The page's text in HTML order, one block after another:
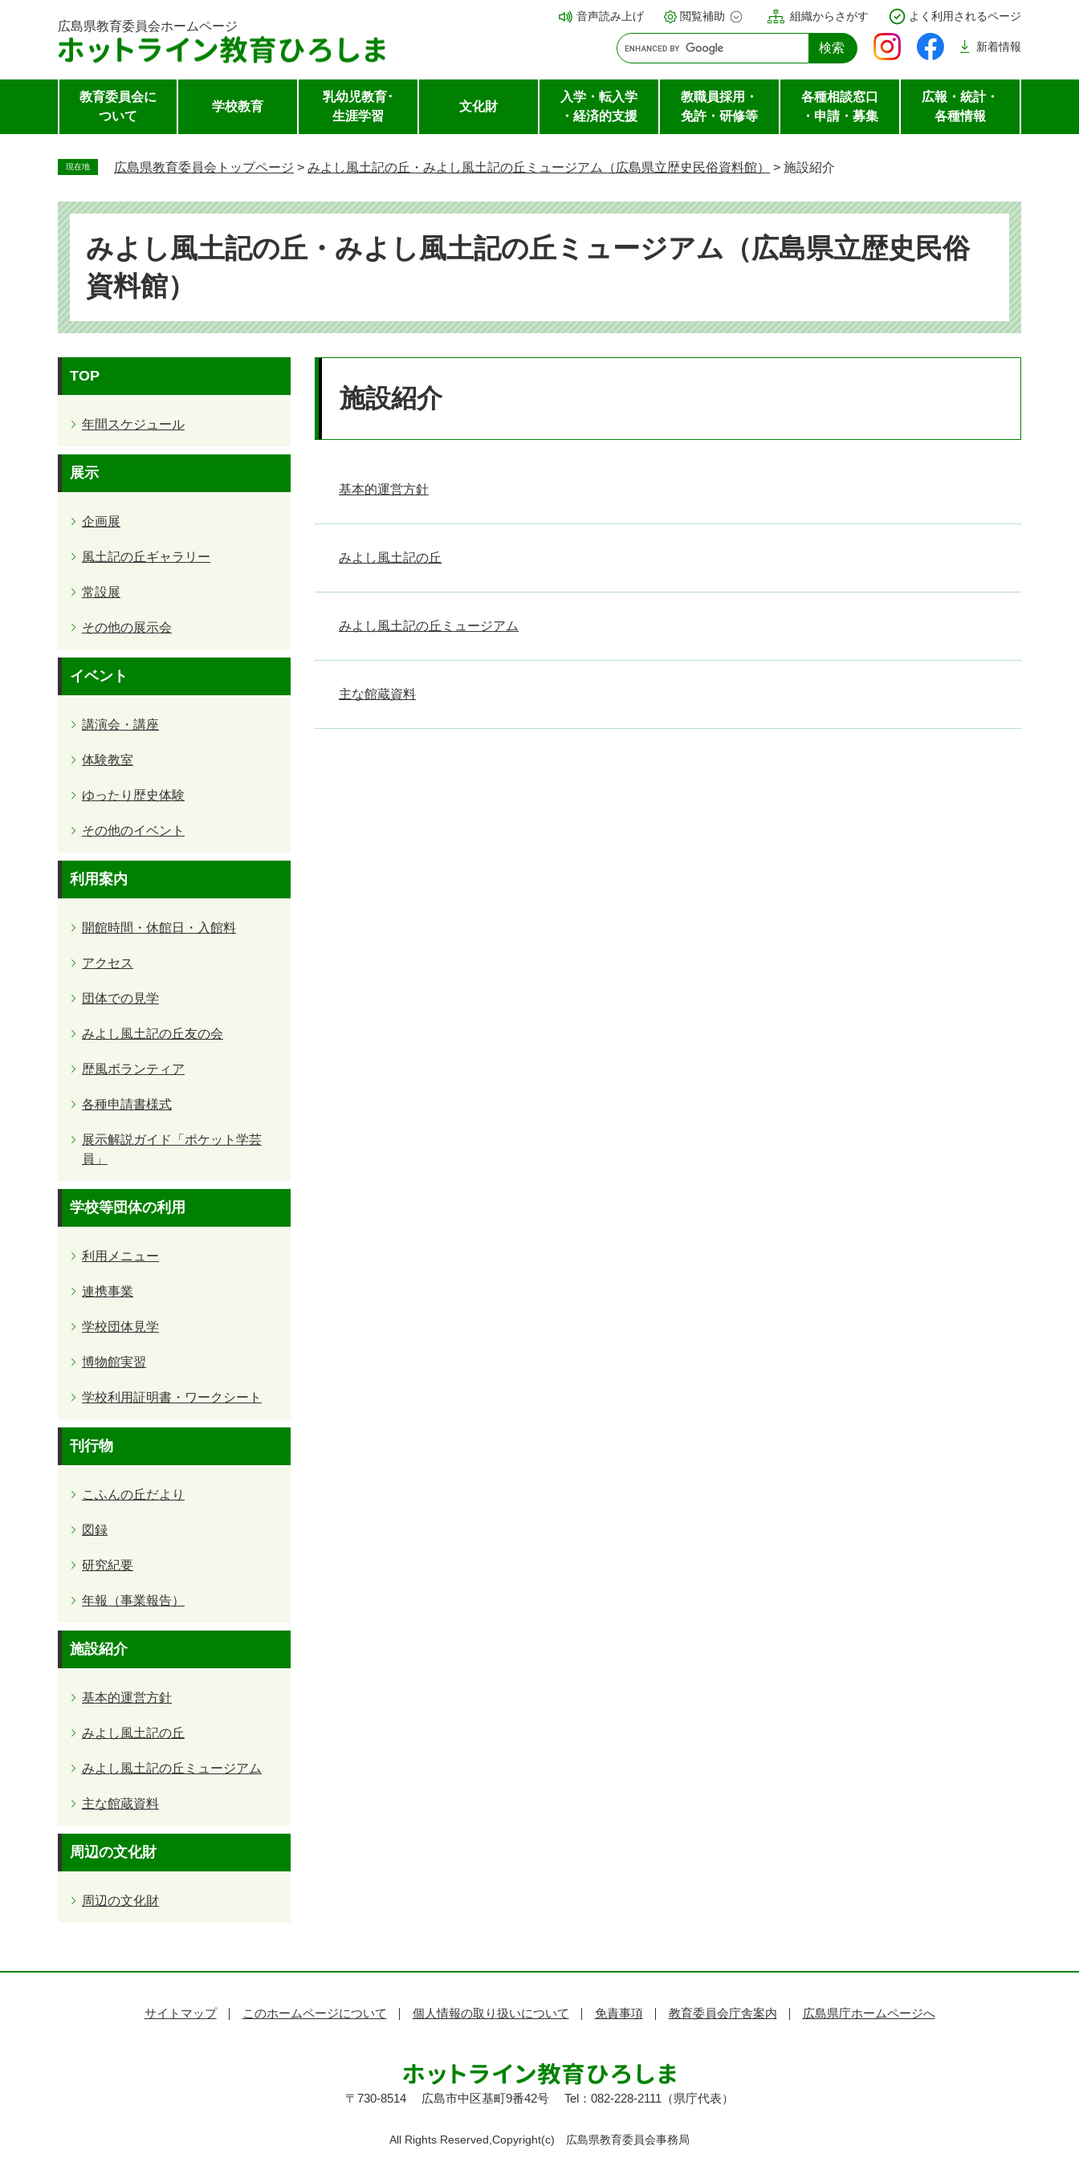
ー
し
広島県教育委員会ホームページ
音声読み上げ 閲覧補助 組織からさがす よく利用されるページ
新着情報
教育委員会に
ついて
学校教育
乳幼児教育･
生涯学習
文化財
入学・転入学
・経済的支援
教職員採用・
免許・研修等
各種相談窓口
・申請・募集
広報・統計・
各種情報
現在地 広島県教育委員会トップページ > みよし風土記の丘・みよし風土記の丘ミュージアム（広島県立歴史民俗資料館） > 施設紹介
みよし風土記の丘・みよし風土記の丘ミュージアム（広島県立歴史民俗
資料館）
施設紹介
基本的運営方針
みよし風土記の丘
みよし風土記の丘ミュージアム
主な館蔵資料
TOP
年間スケジュール
展示
企画展
風土記の丘ギャラリー
常設展
その他の展示会
イベント
講演会・講座
体験教室
ゆったり歴史体験
その他のイベント
利用案内
開館時間・休館日・入館料
アクセス
団体での見学
みよし風土記の丘友の会
歴風ボランティア
各種申請書様式
展示解説ガイド「ポケット学芸
員」
学校等団体の利用
利用メニュー
連携事業
学校団体見学
博物館実習
学校利用証明書・ワークシート
刊行物
こふんの丘だより
図録
研究紀要
年報（事業報告）
施設紹介
基本的運営方針
みよし風土記の丘
みよし風土記の丘ミュージアム
主な館蔵資料
周辺の文化財
周辺の文化財
サイトマップ このホームページについて 個人情報の取り扱いについて 免責事項 教育委員会庁舎案内 広島県庁ホームページへ
〒730-8514 広島市中区基町9番42号 Tel：082-228-2111（県庁代表）
All Rights Reserved,Copyright(c) 広島県教育委員会事務局